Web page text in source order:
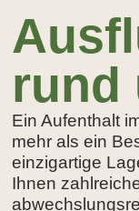
rund
Ein Aufenthalt
mehr als ein
einzigartige
Ihnen